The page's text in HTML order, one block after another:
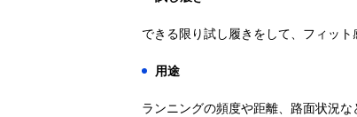
できる限り試し履きをして、フィット
用途
ランニングの頻度や距離、路面状況な